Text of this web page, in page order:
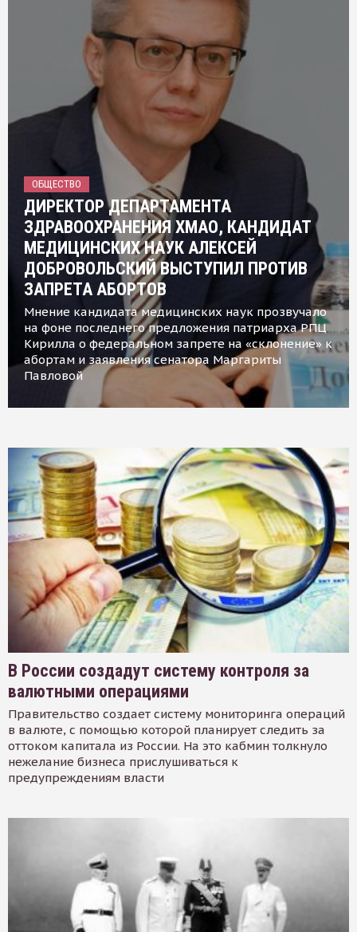
ОБЩЕСТВО
ДИРЕКТОР ДЕПАРТАМЕНТА
ЗДРАВООХРАНЕНИЯ ХМАО, КАНДИДАТ
МЕДИЦИНСКИХ НАУК АЛЕКСЕЙ
ДОБРОВОЛЬСКИЙ ВЫСТУПИЛ ПРОТИВ
ЗАПРЕТА АБОРТОВ
Мнение кандидата медицинских наук прозвучало
на фоне последнего предложения патриарха РПЦ
Кирилла о федеральном запрете на «склонение» к
абортам и заявления сенатора Маргариты
Павловой
В России создадут систему контроля за
валютными операциями
Правительство создает систему мониторинга операций
в валюте, с помощью которой планирует следить за
оттоком капитала из России. На это кабмин толкнуло
нежелание бизнеса прислушиваться к
предупреждениям власти